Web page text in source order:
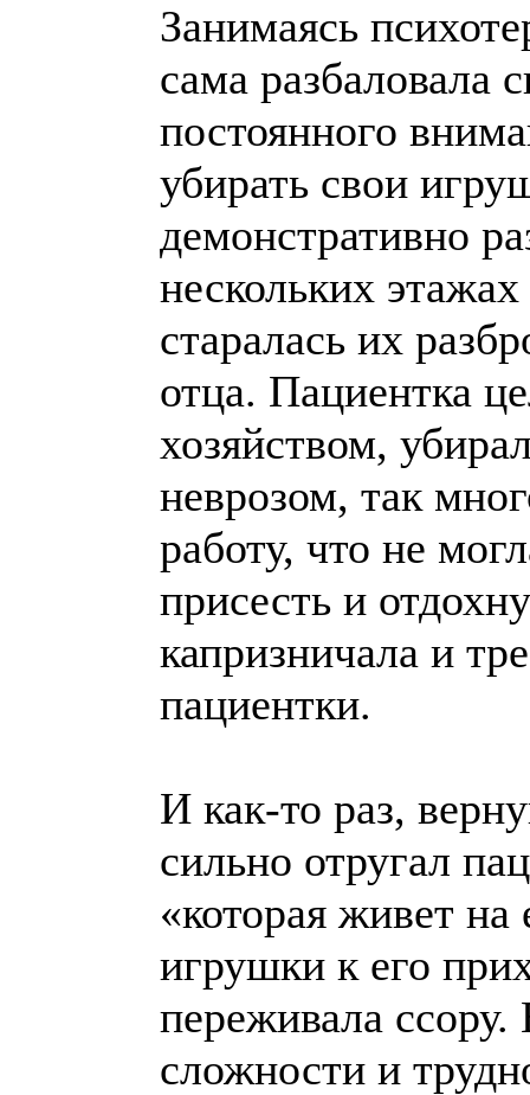
Занимаясь
сама разбаловала
постоянного
убирать свои
демонстративно
нескольких
старалась их
отца. Пациентка
хозяйством,
неврозом, так
работу, что не
присесть и
капризничала и
пациентки.
И как-то раз,
сильно отругал
«которая живет
игрушки к его
переживала
сложности и